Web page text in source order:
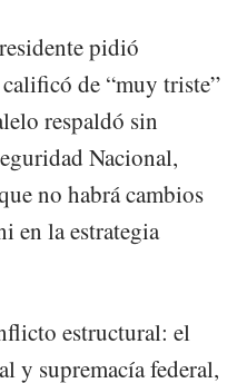
pidió
de “muy triste”
respaldó sin
Nacional,
no habrá cambios
en la estrategia
estructural: el
y supremacía federal,